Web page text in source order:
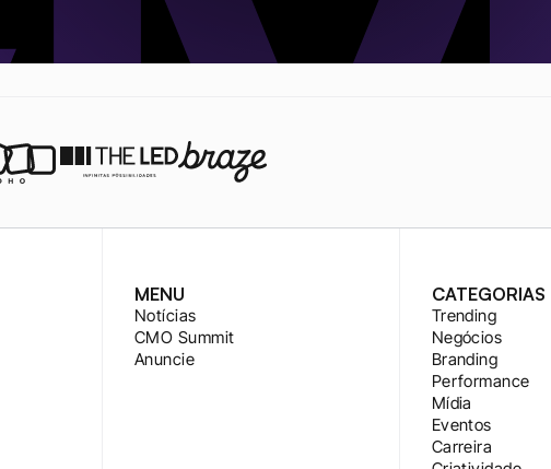
MENU
Notícias
CMO Summit
Anuncie
CATEGORIAS
Trending
Negócios
Branding
Performance
Mídia
Eventos
Carreira